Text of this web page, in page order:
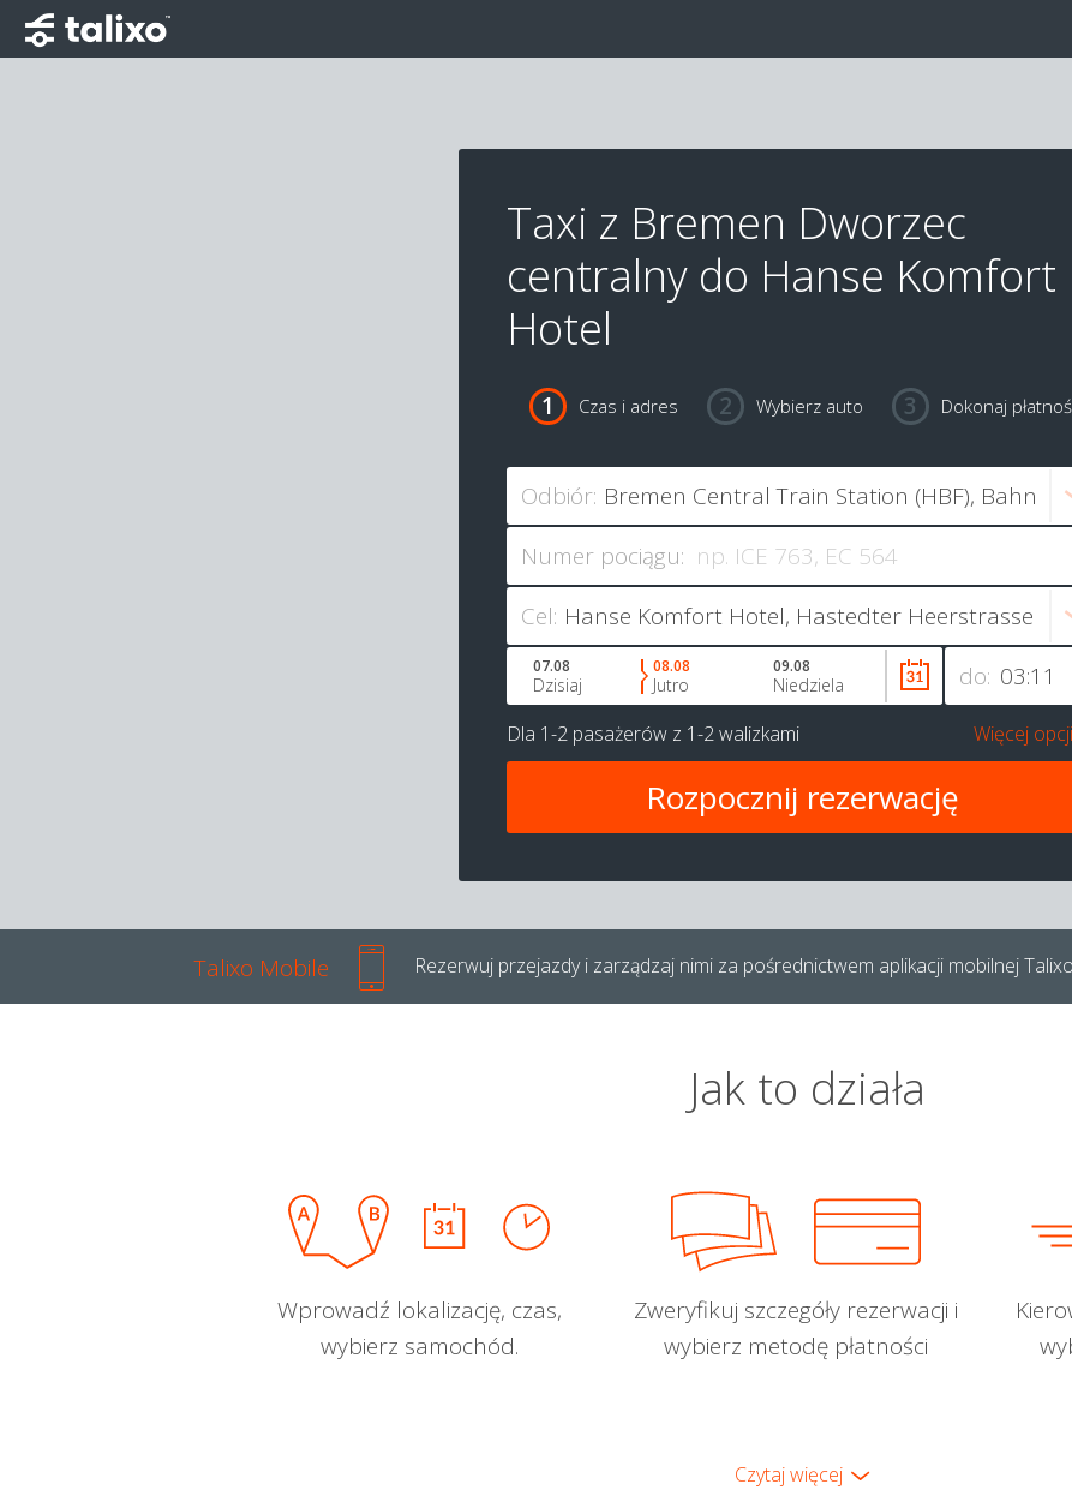
Taxi z Bremen Dworzec
centralny do Hanse Komfort
Hotel
Czas i adres Wybierz auto Dokonaj
Odbiór:
Numer pociągu:
Cel:
do:
07.08
Dzisiaj
08.08
Jutro
09.08
Niedziela
Dla 1-2 pasażerów z 1-2 walizkami Więcej opcji
Talixo Mobile Rezerwuj przejazdy i zarządzaj nimi za pośrednictwem aplikacji mobilnej
Jak to działa
Wprowadź lokalizację, czas,
wybierz samochód.
Zweryfikuj szczegóły rezerwacji i
wybierz metodę płatności
Czytaj więcej